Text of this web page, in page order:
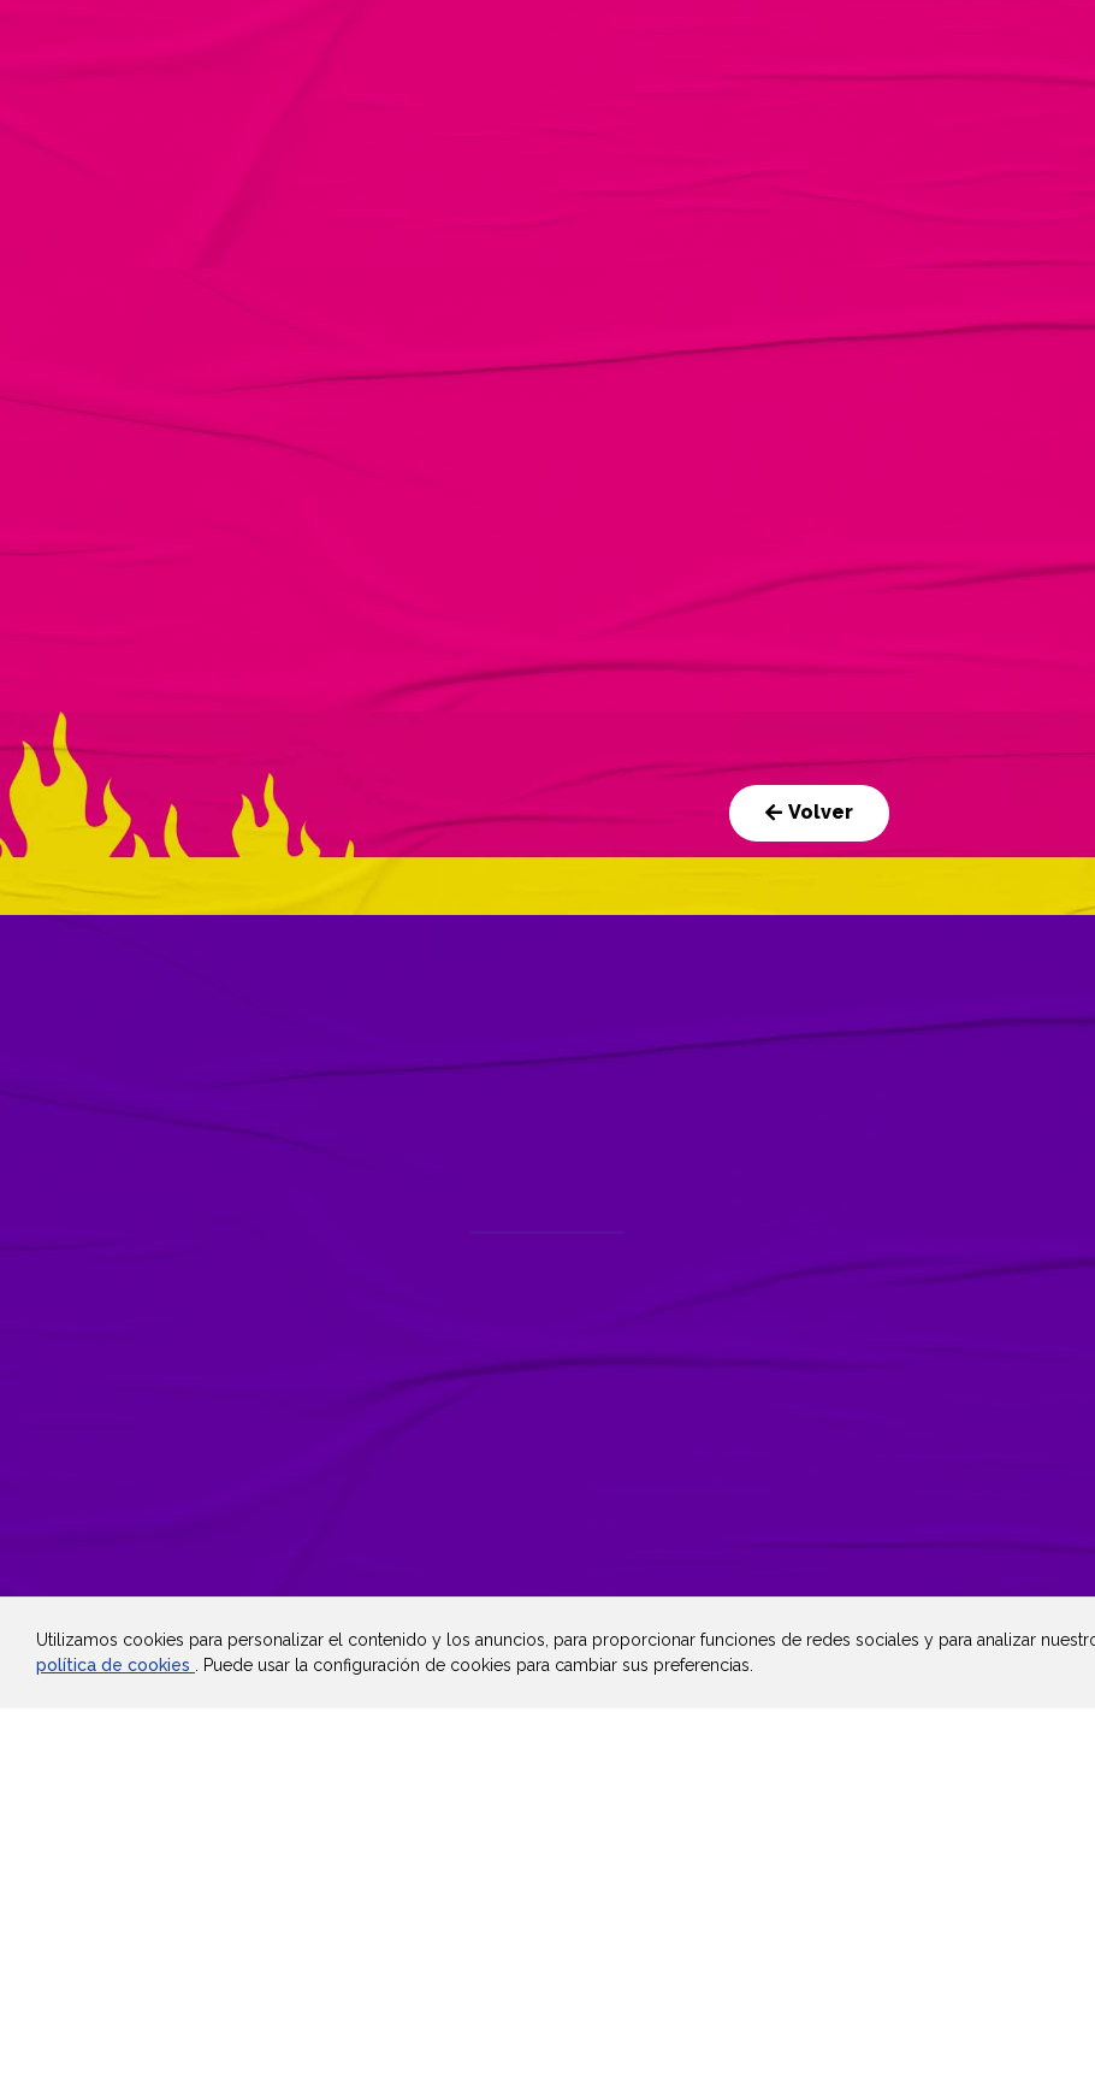
Volver
Utilizamos cookies para personalizar el contenido y los anuncios, para proporcionar funciones de redes sociales y para analizar
política de cookies
. Puede usar la configuración de cookies para cambiar sus preferencias.